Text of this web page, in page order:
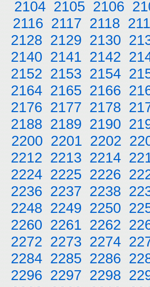
2104 2105 2106
2116 2117 2118
2128 2129 2130
2140 2141 2142
2152 2153 2154
2164 2165 2166
2176 2177 2178
2188 2189 2190
2200 2201 2202
2212 2213 2214
2224 2225 2226
2236 2237 2238
2248 2249 2250
2260 2261 2262
2272 2273 2274
2284 2285 2286
2296 2297 2298